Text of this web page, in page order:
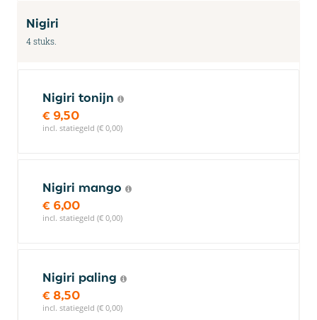
Nigiri
4 stuks.
Nigiri tonijn
€ 9,50
incl. statiegeld (€ 0,00)
Nigiri mango
€ 6,00
incl. statiegeld (€ 0,00)
Nigiri paling
€ 8,50
incl. statiegeld (€ 0,00)